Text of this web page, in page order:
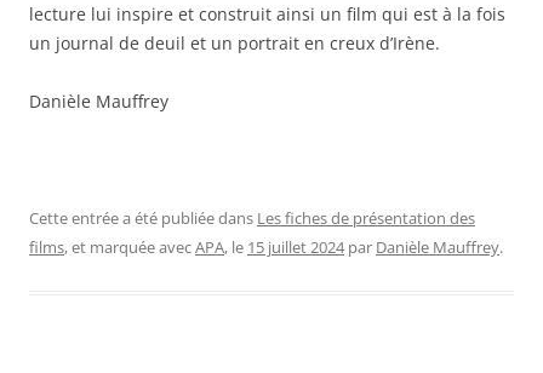
lecture lui inspire et construit ainsi un film qui est à la fois
un journal de deuil et un portrait en creux d’Irène.
Danièle Mauffrey
Cette entrée a été publiée dans Les fiches de présentation des
films, et marquée avecAPA, le 15 juillet 2024 par Danièle Mauffrey.